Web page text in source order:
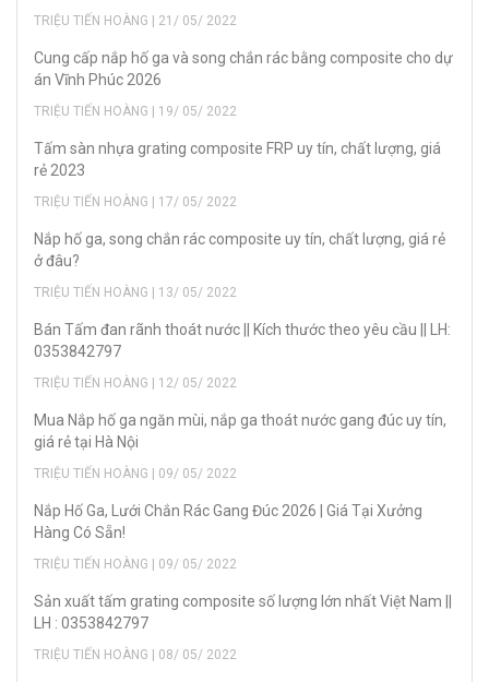
TRIỆU TIẾN HOÀNG | 21/ 05/ 2022
Cung cấp nắp hố ga và song chắn rác bằng composite cho dự
án Vĩnh Phúc 2026
TRIỆU TIẾN HOÀNG | 19/ 05/ 2022
Tấm sàn nhựa grating composite FRP uy tín, chất lượng, giá
rẻ 2023
TRIỆU TIẾN HOÀNG | 17/ 05/ 2022
Nắp hố ga, song chắn rác composite uy tín, chất lượng, giá rẻ
ở đâu?
TRIỆU TIẾN HOÀNG | 13/ 05/ 2022
Bán Tấm đan rãnh thoát nước || Kích thước theo yêu cầu || LH:
0353842797
TRIỆU TIẾN HOÀNG | 12/ 05/ 2022
Mua Nắp hố ga ngăn mùi, nắp ga thoát nước gang đúc uy tín,
giá rẻ tại Hà Nội
TRIỆU TIẾN HOÀNG | 09/ 05/ 2022
Nắp Hố Ga, Lưới Chắn Rác Gang Đúc 2026 | Giá Tại Xưởng
Hàng Có Sẵn!
TRIỆU TIẾN HOÀNG | 09/ 05/ 2022
Sản xuất tấm grating composite số lượng lớn nhất Việt Nam ||
LH : 0353842797
TRIỆU TIẾN HOÀNG | 08/ 05/ 2022